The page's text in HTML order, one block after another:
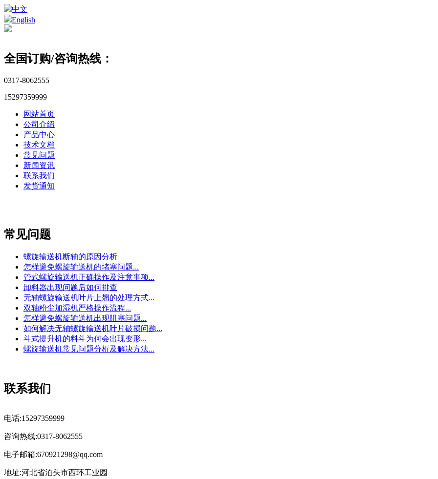
中文
English
全国订购/咨询热线：
0317-8062555
15297359999
网站首页
公司介绍
产品中心
技术文档
常见问题
新闻资讯
联系我们
发货通知
常见问题
螺旋输送机断轴的原因分析
怎样避免螺旋输送机的堵塞问题...
管式螺旋输送机正确操作及注意事项...
卸料器出现问题后如何排查
无轴螺旋输送机叶片上翘的处理方式...
双轴粉尘加湿机严格操作流程...
怎样避免螺旋输送机出现阻塞问题...
如何解决无轴螺旋输送机叶片破损问题...
斗式提升机的料斗为何会出现变形...
螺旋输送机常见问题分析及解决方法...
联系我们
电话:15297359999
咨询热线:0317-8062555
电子邮箱:670921298@qq.com
地址:河北省泊头市西环工业园